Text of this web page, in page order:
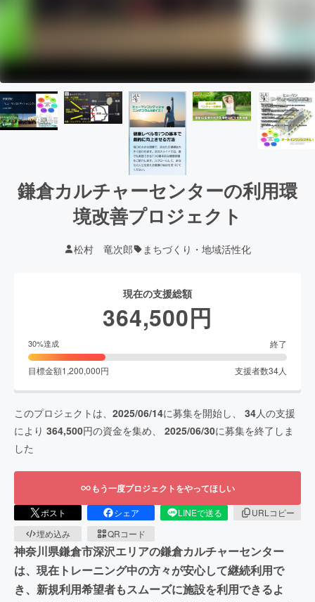
鎌倉カルチャーセンターの利用環
境改善プロジェクト
松村 竜次郎 まちづくり・地域活性化
現在の支援総額
364,500円
30%達成 終了
目標金額1,200,000円 支援者数34人
このプロジェクトは、 2025/06/14に募集を開始し、 34人の支援
により 364,500円の資金を集め、 2025/06/30に募集を終了しま
した
もう一度プロジェクトをやってほしい
ポスト シェア LINEで送る
URLコピー
埋め込み
QRコード
神奈川県鎌倉市深沢エリアの鎌倉カルチャーセンター
は、現在トレーニング中の方々が安心して継続利用で
き、新規利用希望者もスムーズに施設を利用できるよ